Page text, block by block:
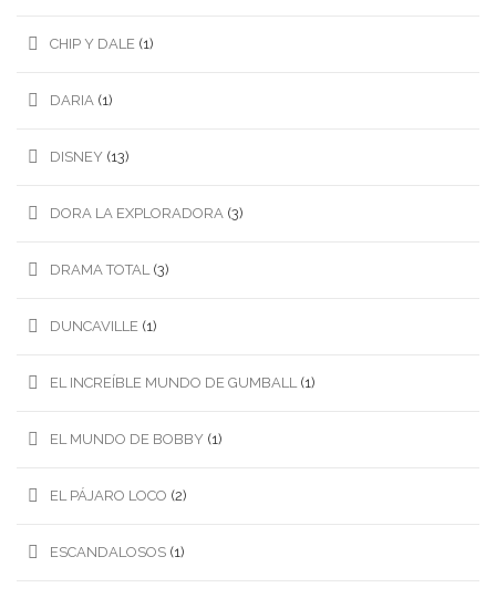
CHIP Y DALE (1)
DARIA (1)
DISNEY (13)
DORA LA EXPLORADORA (3)
DRAMA TOTAL (3)
DUNCAVILLE (1)
EL INCREÍBLE MUNDO DE GUMBALL (1)
EL MUNDO DE BOBBY (1)
EL PÁJARO LOCO (2)
ESCANDALOSOS (1)